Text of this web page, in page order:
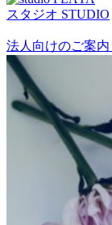
スタジオ STUDIO
法人向けのご案内